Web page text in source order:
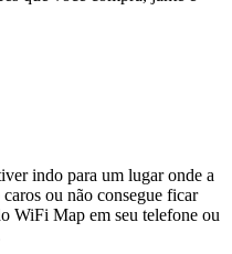
indo para um lugar onde a
ou não consegue ficar
WiFi Map em seu telefone ou